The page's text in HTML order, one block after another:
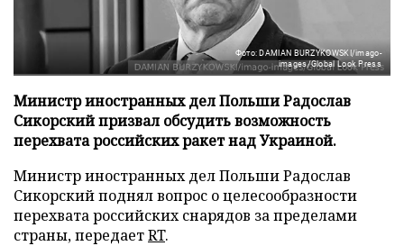
Фото: DAMIAN BURZYKOWSKI/imago-
images/Global Look Press
Министр иностранных дел Польши Радослав
Сикорский призвал обсудить возможность
перехвата российских ракет над Украиной.
Министр иностранных дел Польши Радослав
Сикорский поднял вопрос о целесообразности
перехвата российских снарядов за пределами
страны, передаетRT.